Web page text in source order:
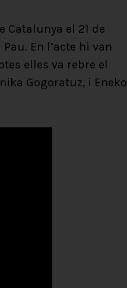
Catalunya el 21 de
En l’acte hi van
elles va rebre el
Gogoratuz, i Eneko